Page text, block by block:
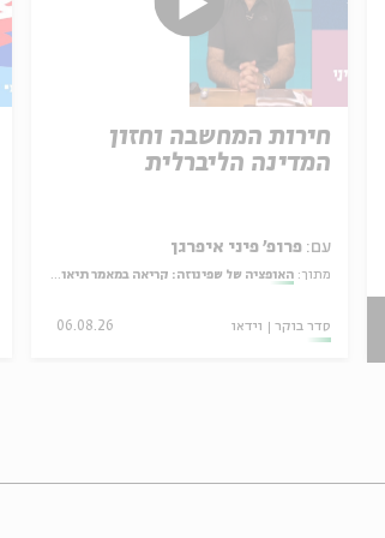
חירות המחשבה וחזון
המדינה הליברלית
עם: פרופ' פיני איפרגן
מתוך: האופציה של שפינוזה: קריאה במאמר תיאולוגי־מדיני
סדר בוקר וידאו 06.08.26